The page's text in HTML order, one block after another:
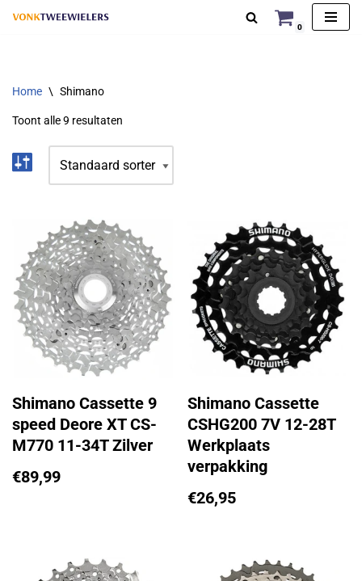
de
0
Home \ Shimano
Toont alle 9 resultaten
Shimano Cassette 9
speed Deore XT CS-
M770 11-34T Zilver
€89,99
Shimano Cassette
CSHG200 7V 12-28T
Werkplaats
verpakking
€26,95